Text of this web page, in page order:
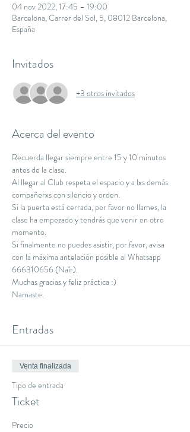
04 nov 2022, 17:45 – 19:00
Barcelona, Carrer del Sol, 5, 08012 Barcelona,
España
Invitados
+3 otros invitados
Acerca del evento
Recuerda llegar siempre entre 15 y 10 minutos
antes de la clase.
Al llegar al Club respeta el espacio y a lxs demás
compañerxs con silencio y orden.
Si la puerta está cerrada, por favor no llames, la
clase ha empezado y tendrás que venir en otro
momento.
Si finalmente no puedes asistir, por favor, avisa
con la máxima antelación posible al Whatsapp
666310656 (Naïr).
Muchas gracias y feliz práctica :)
Namaste.
Entradas
Venta finalizada
Tipo de entrada
Ticket
Precio